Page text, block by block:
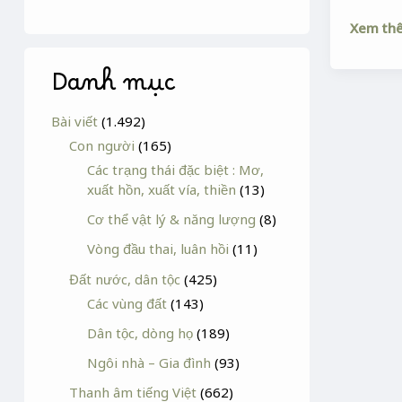
Danh mục
Bài viết (1.492)
Con người (165)
Các trạng thái đặc biệt : Mơ,
xuất hồn, xuất vía, thiền (13)
Cơ thể vật lý & năng lượng (8)
Vòng đầu thai, luân hồi (11)
Đất nước, dân tộc (425)
Các vùng đất (143)
Dân tộc, dòng họ (189)
Ngôi nhà – Gia đình (93)
Thanh âm tiếng Việt (662)
Xem